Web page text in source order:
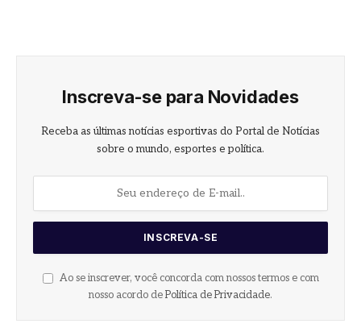
Inscreva-se para Novidades
Receba as últimas notícias esportivas do Portal de Notícias
sobre o mundo, esportes e política.
Ao se inscrever, você concorda com nossos termos e com
nosso acordo de Política de Privacidade.